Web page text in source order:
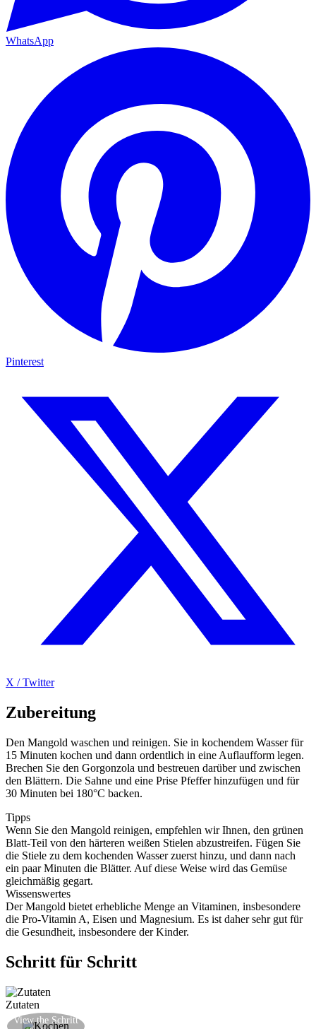
WhatsApp
Pinterest
X / Twitter
Zubereitung
Den Mangold waschen und reinigen. Sie in kochendem Wasser für
15 Minuten kochen und dann ordentlich in eine Auflaufform legen.
Brechen Sie den Gorgonzola und bestreuen darüber und zwischen
den Blättern. Die Sahne und eine Prise Pfeffer hinzufügen und für
30 Minuten bei 180°C backen.
Tipps
Wenn Sie den Mangold reinigen, empfehlen wir Ihnen, den grünen
Blatt-Teil von den härteren weißen Stielen abzustreifen. Fügen Sie
die Stiele zu dem kochenden Wasser zuerst hinzu, und dann nach
ein paar Minuten die Blätter. Auf diese Weise wird das Gemüse
gleichmäßig gegart.
Wissenswertes
Der Mangold bietet erhebliche Menge an Vitaminen, insbesondere
die Pro-Vitamin A, Eisen und Magnesium. Es ist daher sehr gut für
die Gesundheit, insbesondere der Kinder.
Schritt für Schritt
Zutaten
View the Schritt